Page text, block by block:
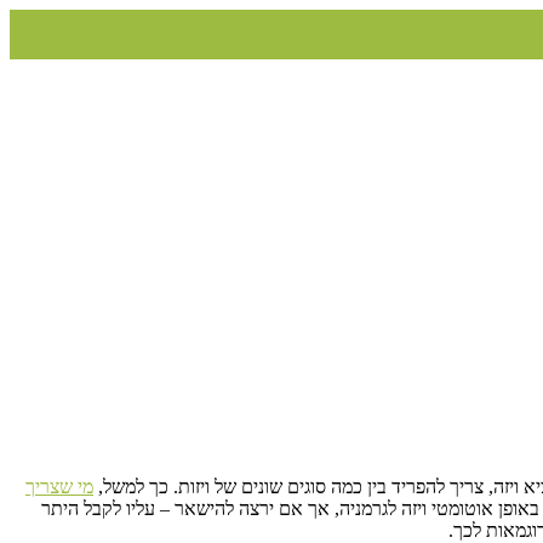
צריך להפריד בין כמה סוגים שונים של ויזות. כך למשל, מי שצריך
אוטומטי ויזה לגרמניה, אך אם ירצה להישאר – עליו לקבל היתר
לכך.